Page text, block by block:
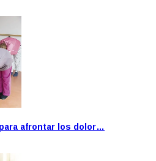
afrontar los dolor…